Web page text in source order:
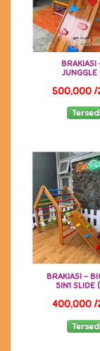
BRAKIASI
JUNGGLE
500,000 /
BRAKIASI -
5IN1 SLIDE
400,000 /